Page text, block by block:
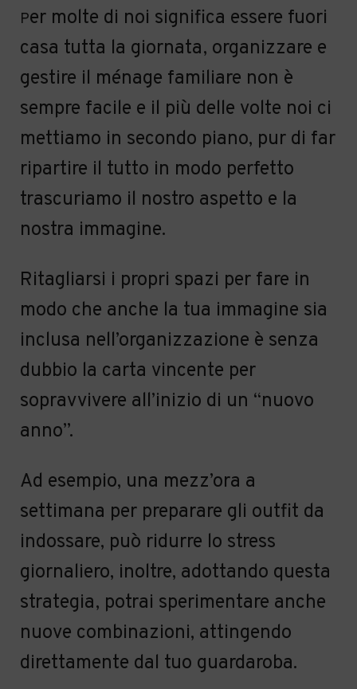
Per molte di noi significa essere fuori
casa tutta la giornata, organizzare e
gestire il ménage familiare non è
sempre facile e il più delle volte noi ci
mettiamo in secondo piano, pur di far
ripartire il tutto in modo perfetto
trascuriamo il nostro aspetto e la
nostra immagine.
Ritagliarsi i propri spazi per fare in
modo che anche la tua immagine sia
inclusa nell’organizzazione è senza
dubbio la carta vincente per
sopravvivere all’inizio di un “nuovo
anno”.
Ad esempio, una mezz’ora a
settimana per preparare gli outfit da
indossare, può ridurre lo stress
giornaliero, inoltre, adottando questa
strategia, potrai sperimentare anche
nuove combinazioni, attingendo
direttamente dal tuo guardaroba.